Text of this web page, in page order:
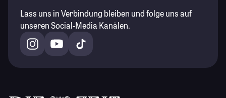
Lass uns in Verbindung bleiben und folge uns auf
unseren Social-Media Kanälen.